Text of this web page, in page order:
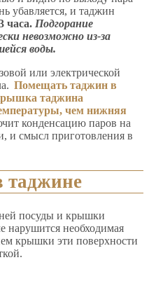
убавляется, и таджин
часа. Подгорание
невозможно из-за
воды.
или электрической
Помещать таджин в
таджина
чем нижняя
конденсацию паров на
и смысл приготовления в
таджине
посуды и крышки
нарушится необходимая
крышки эти поверхности